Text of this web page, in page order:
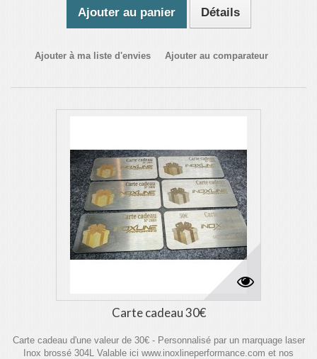
Ajouter au panier Détails
Ajouter à ma liste d'envies Ajouter au comparateur
Carte cadeau 30€
Carte cadeau d'une valeur de 30€ - Personnalisé par un marquage laser
Inox brossé 304L Valable ici www.inoxlineperformance.com et nos